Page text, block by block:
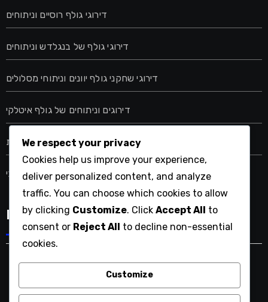
דירוגי גולף רוסיים וניתוחים
דירוגי גולף של בנגלדש וניתוחים
דירוגי שחקני גולף יוונים וניתוחי מסלולים
דירוגים וניתוחים של גולף איטלקי
דירוגים וניתוחים של גולף בערב הסעודית
דירוגים וניתוחים של גולף צ'כי
Language
We respect your privacy
Cookies help us improve your experience,
deliver personalized content, and analyze
traffic. You can choose which cookies to allow
by clicking Customize. Click Accept All to
consent or Reject All to decline non-essential
cookies.
Customize